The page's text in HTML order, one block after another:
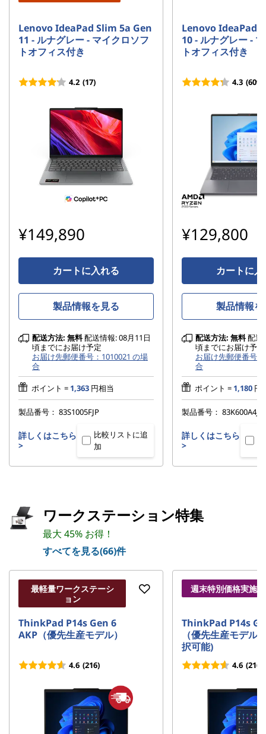
Lenovo IdeaPad Slim 5a Gen
11 - ルナグレー - マイクロソフ
トオフィス付き
4.2 (17)
¥149,890
カートに入れる
製品情報を見る
配送方法: 無料配送情報: 08月11日
頃までにお届け予定
お届け先郵便番号：1010021 の場
合
ポイント = 1,363 円相当
製品番号： 83S1005FJP
詳しくはこちら
>
比較リストに追
加
Lenovo IdeaPad
10 - ルナグレー -
トオフィス付き
4.3 (609)
¥129,800
カートに
製品情報
配送方法: 無料配送
頃までにお届け予定
お届け先郵便番号
合
ポイント = 1,180 円
製品番号： 83K600A4JP
詳しくはこちら
>
ワークステーション特集
最大 45% お得！
すべてを見る(66)件
最軽量ワークステーシ
ョン
ThinkPad P14s Gen 6
AKP（優先生産モデル）
4.6 (216)
週末特別価格実施中
ThinkPad P14s
（優先生産モデル
択可能)
4.6 (216)